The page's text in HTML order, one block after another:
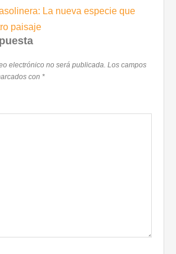
La nueva especie que
paisaje
electrónico no será publicada. Los campos
con *